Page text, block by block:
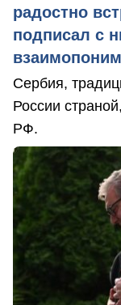
радостно
подписал с
Сербия,
России
РФ.